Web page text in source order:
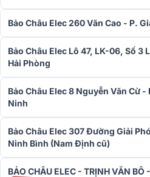
chính hãng
Châu Elec...
Bảo Châu Elec 260 Văn Cao - P.
Bảo Châu Elec Lô 47, LK-06, Số 3
Hải Phòng
Bảo Châu Elec 8 Nguyễn Văn Cừ
Ninh
Bảo Châu Elec 307 Đường Giải
Ninh Bình (Nam Định cũ)
BẢO CHÂU ELEC - TRỊNH VĂN BÔ